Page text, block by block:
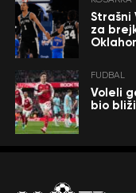
Strašni
za
FUDBAL
Voleli
bio